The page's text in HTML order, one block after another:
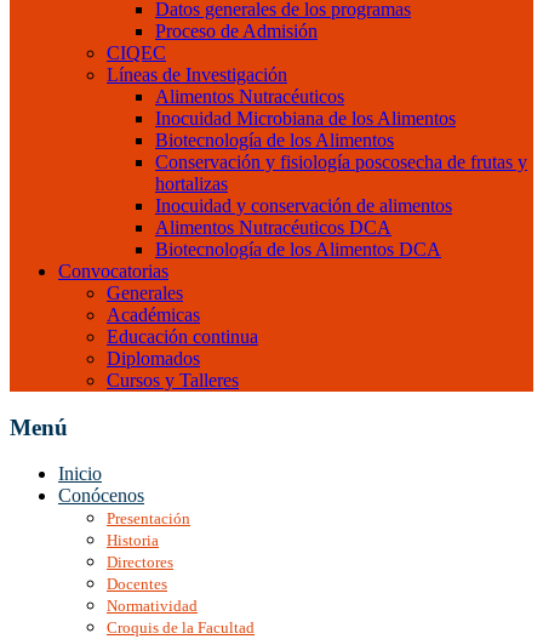
Datos generales de los programas
Proceso de Admisión
CIQEC
Líneas de Investigación
Alimentos Nutracéuticos
Inocuidad Microbiana de los Alimentos
Biotecnología de los Alimentos
Conservación y fisiología poscosecha de frutas y
hortalizas
Inocuidad y conservación de alimentos
Alimentos Nutracéuticos DCA
Biotecnología de los Alimentos DCA
Convocatorias
Generales
Académicas
Educación continua
Diplomados
Cursos y Talleres
Menú
Inicio
Conócenos
Presentación
Historia
Directores
Docentes
Normatividad
Croquis de la Facultad